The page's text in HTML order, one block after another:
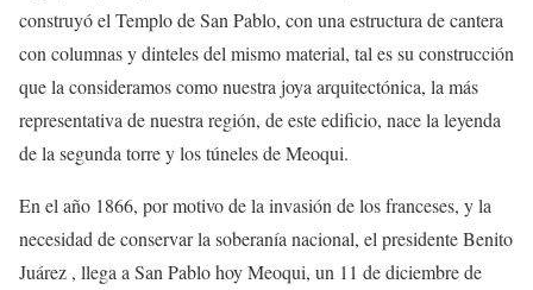
construyó el Templo de San Pablo, con una estructura de cantera
con columnas y dinteles del mismo material, tal es su construcción
que la consideramos como nuestra joya arquitectónica, la más
representativa de nuestra región, de este edificio, nace la leyenda
de la segunda torre y los túneles de Meoqui.
En el año 1866, por motivo de la invasión de los franceses, y la
necesidad de conservar la soberanía nacional, el presidente Benito
Juárez , llega a San Pablo hoy Meoqui, un 11 de diciembre de